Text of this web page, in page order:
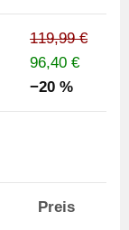
119,99 €
96,40 €
−20 %
Preis